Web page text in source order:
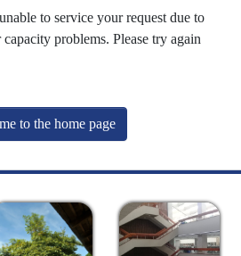
to service your request due to
problems. Please try again
to the home page